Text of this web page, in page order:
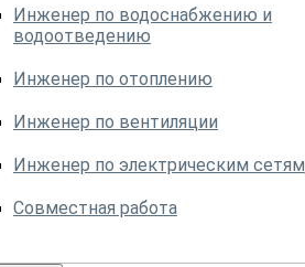
Инженер по водоснабжению и
водоотведению
Инженер по отоплению
Инженер по вентиляции
Инженер по электрическим сетям
Совместная работа